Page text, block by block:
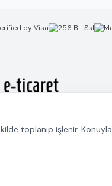
toplanıp işlenir. Konuyla